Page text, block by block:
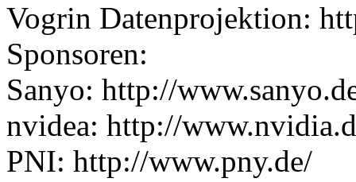
Vogrin Datenprojektion:
Sponsoren:
Sanyo: http://
nvidea: http://
PNI: http://www.pny.de/